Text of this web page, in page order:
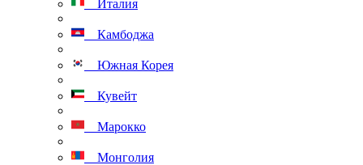
Италия
Камбоджа
Южная Корея
Кувейт
Марокко
Монголия